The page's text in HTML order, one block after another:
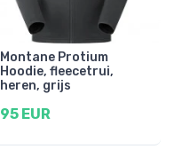
Montane Protium
Hoodie, fleecetrui,
heren, grijs
95 EUR